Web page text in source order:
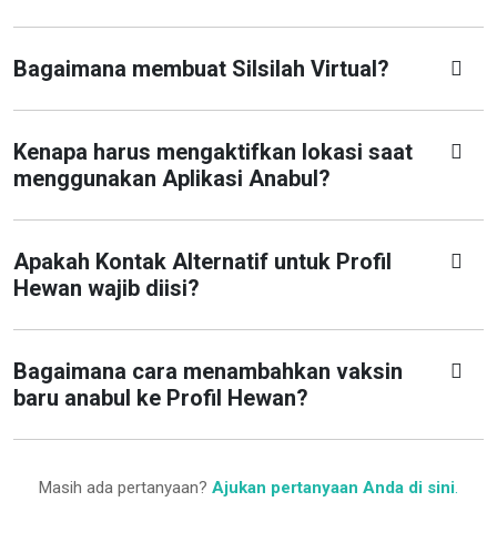
Bagaimana membuat Silsilah Virtual?
Kenapa harus mengaktifkan lokasi saat
menggunakan Aplikasi Anabul?
Apakah Kontak Alternatif untuk Profil
Hewan wajib diisi?
Bagaimana cara menambahkan vaksin
baru anabul ke Profil Hewan?
Masih ada pertanyaan? Ajukan pertanyaan Anda di sini.